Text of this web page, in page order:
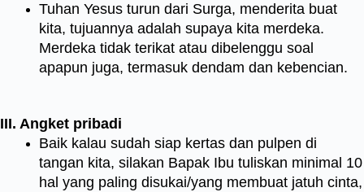
Tuhan Yesus turun dari Surga, menderita buat
kita, tujuannya adalah supaya kita merdeka.
Merdeka tidak terikat atau dibelenggu soal
apapun juga, termasuk dendam dan kebencian.
III. Angket pribadi
Baik kalau sudah siap kertas dan pulpen di
tangan kita, silakan Bapak Ibu tuliskan minimal 10
hal yang paling disukai/yang membuat jatuh cinta,